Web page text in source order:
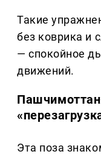
Такие
без коврика и
— спокойное
движений.
Эта поза